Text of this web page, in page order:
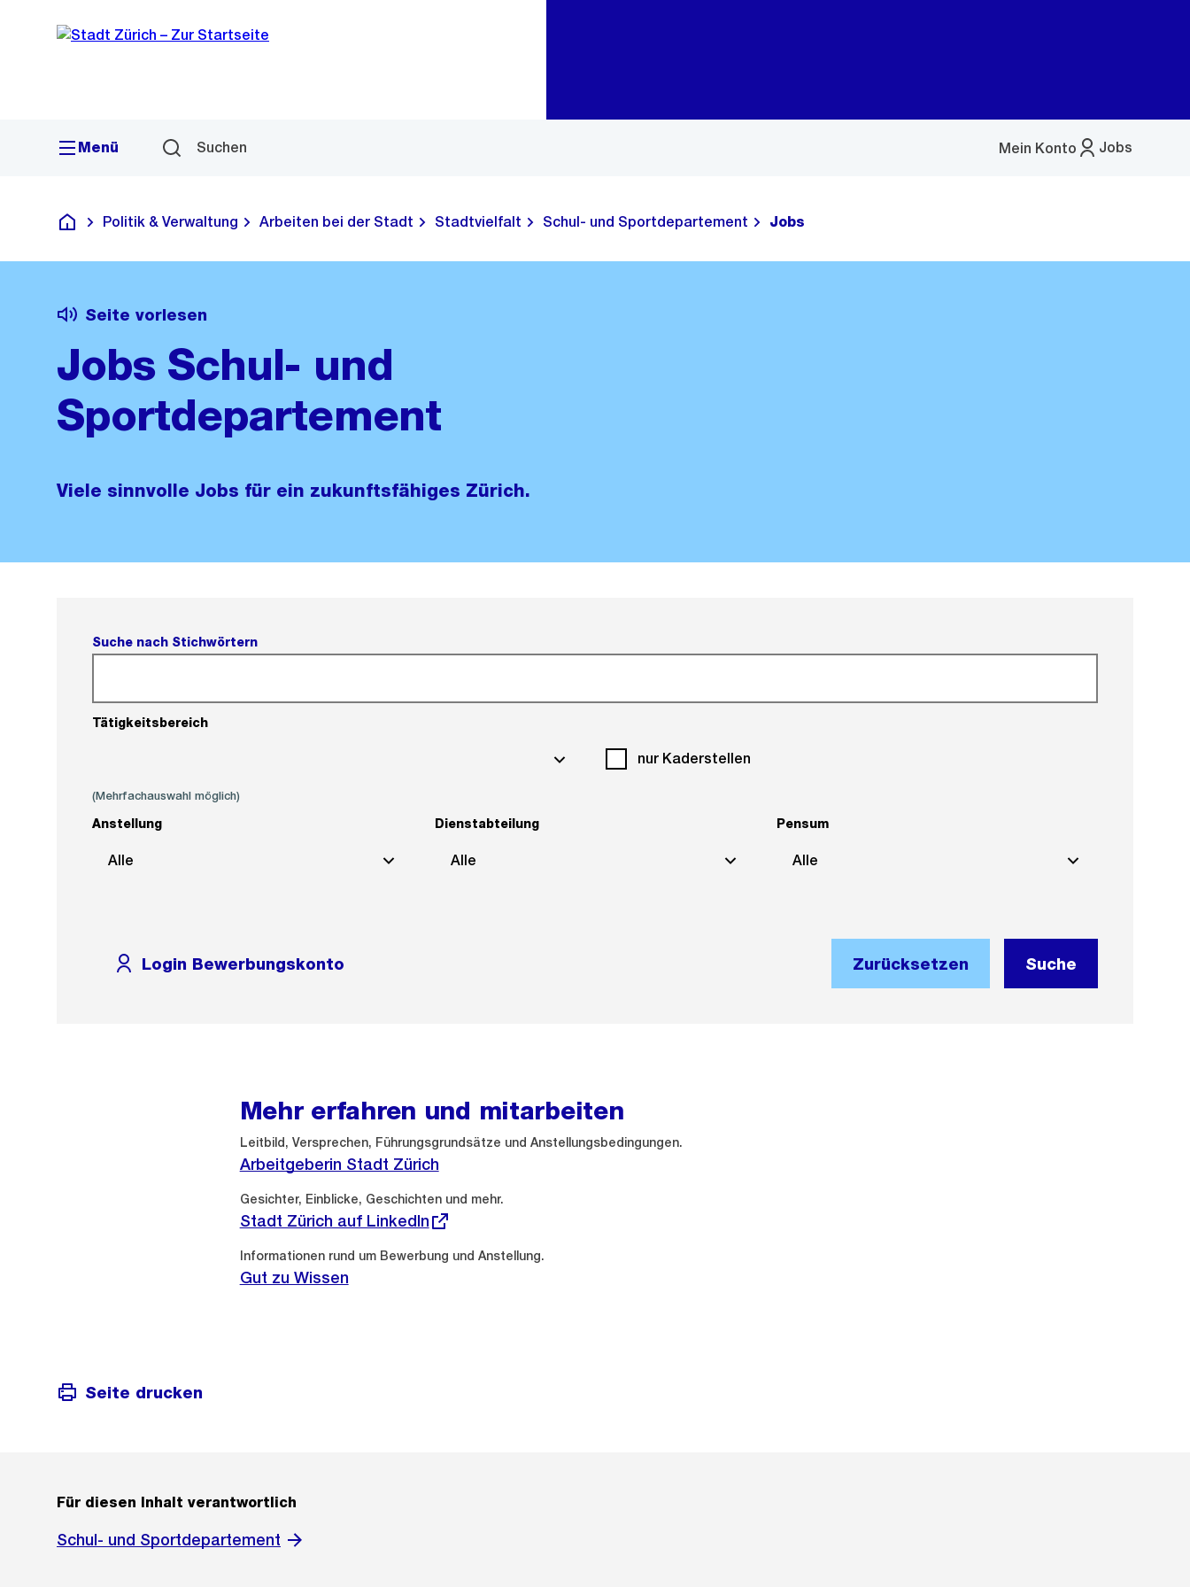
Navigation
Sprunglink
Menü Suchen Jobs
Mein Konto
Menü
Deutsch
Politik & Verwaltung Arbeiten bei der Stadt Stadtvielfalt Schul- und Sportdepartement Jobs
Seite vorlesen
Jobs Schul- und
Sportdepartement
Viele sinnvolle Jobs für ein zukunftsfähiges Zürich.
Suche nach Stichwörtern
Tätigkeitsbereich
(Mehrfachauswahl möglich)
nur Kaderstellen
Anstellung
Alle
Dienstabteilung
Alle
Pensum
Alle
Login Bewerbungskonto Zurücksetzen Suche
Mehr erfahren und mitarbeiten
Leitbild, Versprechen, Führungsgrundsätze und Anstellungsbedingungen.
Arbeitgeberin Stadt Zürich
Gesichter, Einblicke, Geschichten und mehr.
Externer
Link:
Stadt Zürich auf LinkedIn
Informationen rund um Bewerbung und Anstellung.
Gut zu Wissen
Seite drucken
Für diesen Inhalt verantwortlich
Schul- und Sportdepartement